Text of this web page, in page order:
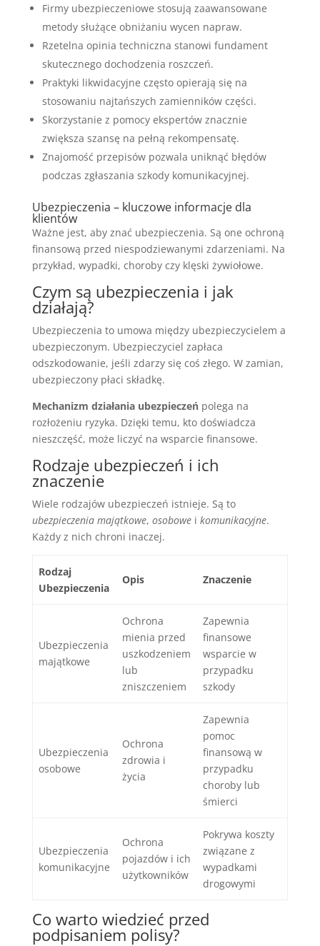
Firmy ubezpieczeniowe stosują zaawansowane
metody służące obniżaniu wycen napraw.
Rzetelna opinia techniczna stanowi fundament
skutecznego dochodzenia roszczeń.
Praktyki likwidacyjne często opierają się na
stosowaniu najtańszych zamienników części.
Skorzystanie z pomocy ekspertów znacznie
zwiększa szansę na pełną rekompensatę.
Znajomość przepisów pozwala uniknąć błędów
podczas zgłaszania szkody komunikacyjnej.
Ubezpieczenia – kluczowe informacje dla
klientów
Ważne jest, aby znać ubezpieczenia. Są one ochroną
finansową przed niespodziewanymi zdarzeniami. Na
przykład, wypadki, choroby czy klęski żywiołowe.
Czym są ubezpieczenia i jak
działają?
Ubezpieczenia to umowa między ubezpieczycielem a
ubezpieczonym. Ubezpieczyciel zapłaca
odszkodowanie, jeśli zdarzy się coś złego. W zamian,
ubezpieczony płaci składkę.
Mechanizm działania ubezpieczeńpolega na
rozłożeniu ryzyka. Dzięki temu, kto doświadcza
nieszczęść, może liczyć na wsparcie finansowe.
Rodzaje ubezpieczeń i ich
znaczenie
Wiele rodzajów ubezpieczeń istnieje. Są to
ubezpieczenia majątkowe, osobowei komunikacyjne.
Każdy z nich chroni inaczej.
Rodzaj
Ubezpieczenia
Opis Znaczenie
Ubezpieczenia
majątkowe
Ochrona
mienia przed
uszkodzeniem
lub
zniszczeniem
Zapewnia
finansowe
wsparcie w
przypadku
szkody
Ubezpieczenia
osobowe
Ochrona
zdrowia i
życia
Zapewnia
pomoc
finansową w
przypadku
choroby lub
śmierci
Ubezpieczenia
komunikacyjne
Ochrona
pojazdów i ich
użytkowników
Pokrywa koszty
związane z
wypadkami
drogowymi
Co warto wiedzieć przed
podpisaniem polisy?